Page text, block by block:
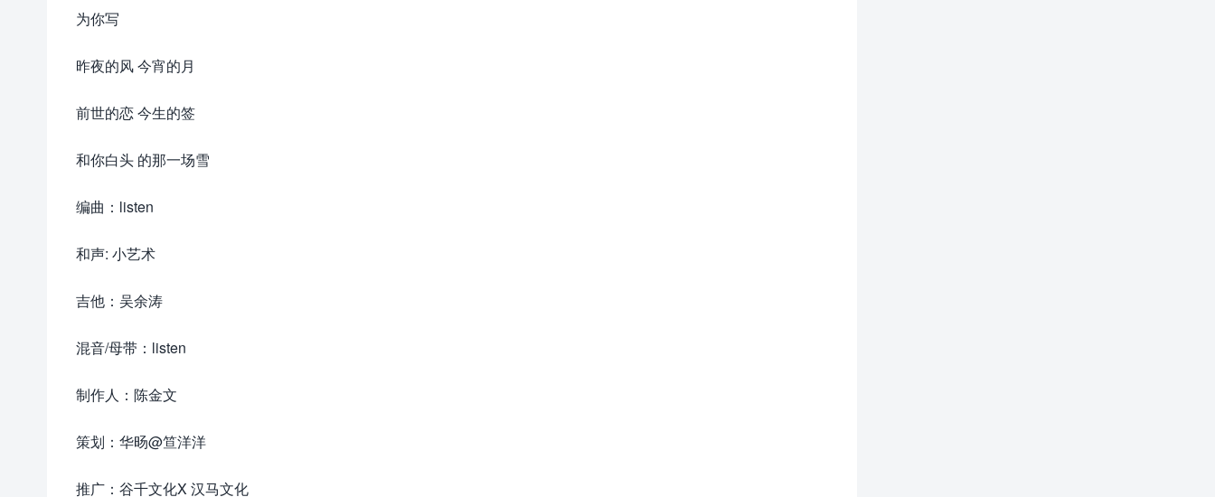
为你写
昨夜的风 今宵的月
前世的恋 今生的签
和你白头 的那一场雪
编曲：listen
和声: 小艺术
吉他：吴余涛
混音/母带：listen
制作人：陈金文
策划：华旸@笪洋洋
推广：谷千文化X 汉马文化